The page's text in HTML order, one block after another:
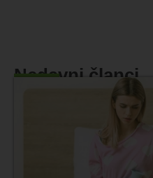
Nedavni članci